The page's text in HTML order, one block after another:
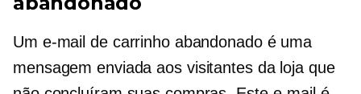
Um e-mail de carrinho abandonado é uma
mensagem enviada aos visitantes da loja que